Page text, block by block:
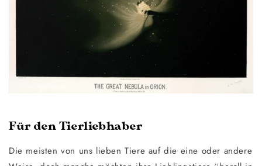
Für den Tierliebhaber
Die meisten von uns lieben Tiere auf die eine oder andere